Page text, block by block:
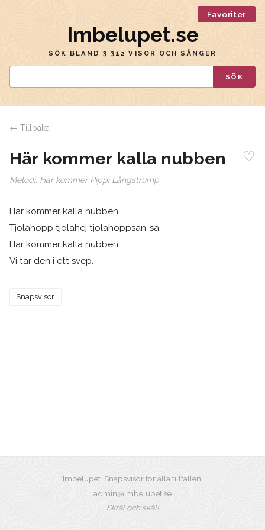
Favoriter
Imbelupet.se
SÖK BLAND 3 312 VISOR OCH SÅNGER
SÖK
← Tillbaka
Här kommer kalla nubben ♡
Melodi: Här kommer Pippi Långstrump
Här kommer kalla nubben,
Tjolahopp tjolahej tjolahoppsan-sa,
Här kommer kalla nubben,
Vi tar den i ett svep.
Snapsvisor
Imbelupet. Snapsvisor för alla tillfällen.
admin@imbelupet.se
Skrål och skål!